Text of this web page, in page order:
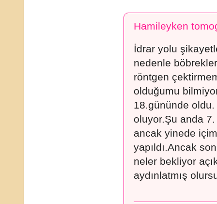
Hamileyken
İdrar yolu
nedenle
röntgen
olduğumu
18.gününde
oluyor.Şu anda
ancak yinede
yapıldı.Ancak
neler bekliyor
aydınlatmış